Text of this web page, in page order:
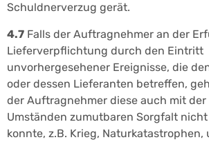
Schuldnerverzug gerät.
4.7 Falls der Auftragnehmer an der
Lieferverpflichtung durch den Eintritt
unvorhergesehener Ereignisse, die
oder dessen Lieferanten betreffen,
der Auftragnehmer diese auch mit der
Umständen zumutbaren Sorgfalt
konnte, z.B. Krieg, Naturkatastrophen,